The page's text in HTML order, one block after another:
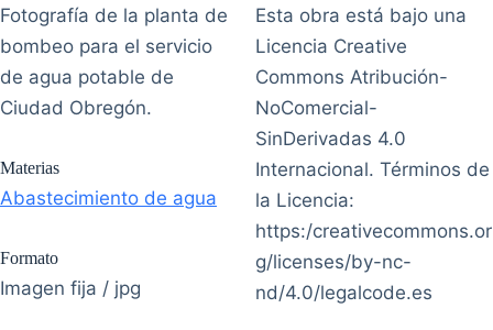
Fotografía de la planta de
bombeo para el servicio
de agua potable de
Ciudad Obregón.
Materias
Abastecimiento de agua
Formato
Imagen fija / jpg
Esta obra está bajo una
Licencia Creative
Commons Atribución-
NoComercial-
SinDerivadas 4.0
Internacional. Términos de
la Licencia:
https:/creativecommons.or
g/licenses/by-nc-
nd/4.0/legalcode.es